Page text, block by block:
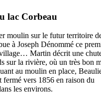
lac Corbeau
moulin sur le futur territoire
à Joseph Dénommé ce
Martin décrit une
sur la rivière, où un très bon
au moulin en place,
fermé vers 1856 en raison du
les environs.